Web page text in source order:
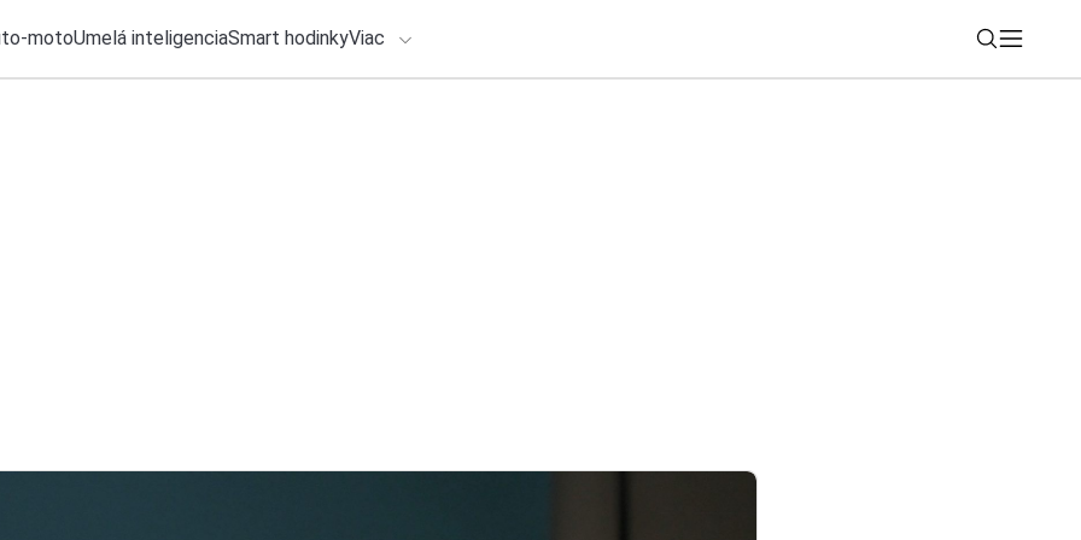
motoUmelá inteligenciaSmart hodinkyViac